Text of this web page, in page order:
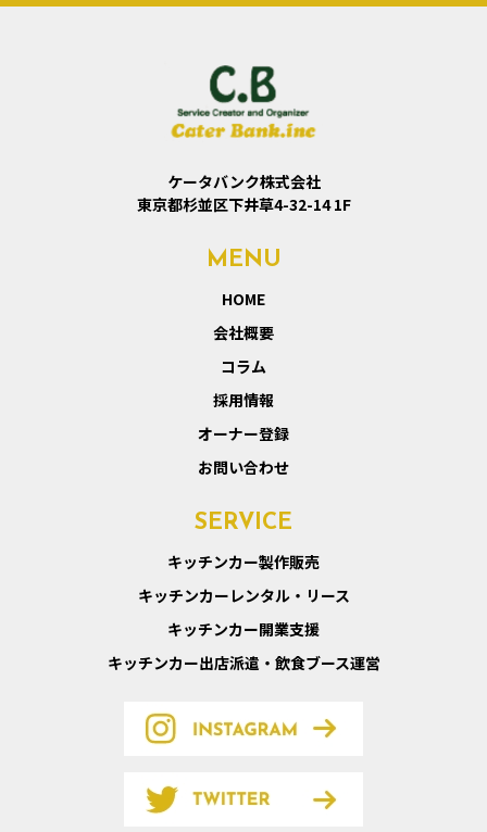
ケータバンク株式会社
東京都杉並区下井草4-32-14 1F
MENU
HOME
会社概要
コラム
採用情報
オーナー登録
お問い合わせ
SERVICE
キッチンカー製作販売
キッチンカーレンタル・リース
キッチンカー開業支援
キッチンカー出店派遣・飲食ブース運営